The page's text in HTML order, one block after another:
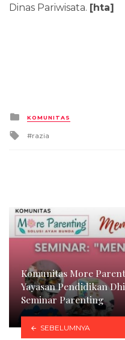
Dinas Pariwisata. [hta]
Posted
in
KOMUNITAS
Tagged
razia
Komunitas More
Yayasan Pendidikan
Seminar Parenting
SEBELUMNYA